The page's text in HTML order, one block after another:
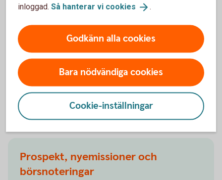
Aktiellt
Dagliga bolagsanalyser, börskommentarer,
aktierekommendationer, förvaltarkommentarer och
tips runt pension och privatekonomi.
Aktiellt(swedbank-aktiellt.se)
Prospekt, nyemissioner och
börsnoteringar
inloggad. Så hanterar vi cookies .
Godkänn alla cookies
Bara nödvändiga cookies
Cookie-inställningar